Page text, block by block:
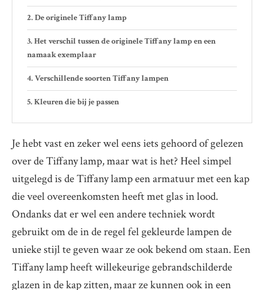
De originele Tiffany lamp
Het verschil tussen de originele Tiffany lamp en een
namaak exemplaar
Verschillende soorten Tiffany lampen
Kleuren die bij je passen
Je hebt vast en zeker wel eens iets gehoord of gelezen
over de Tiffany lamp, maar wat is het? Heel simpel
uitgelegd is de Tiffany lamp een armatuur met een kap
die veel overeenkomsten heeft met glas in lood.
Ondanks dat er wel een andere techniek wordt
gebruikt om de in de regel fel gekleurde lampen de
unieke stijl te geven waar ze ook bekend om staan. Een
Tiffany lamp heeft willekeurige gebrandschilderde
glazen in de kap zitten, maar ze kunnen ook in een